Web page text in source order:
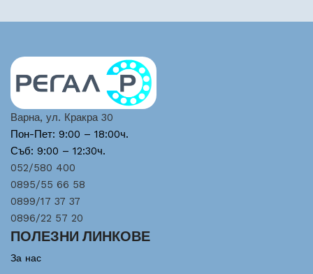
Варна, ул. Кракра 30
Пон-Пет: 9:00 – 18:00ч.
Съб: 9:00 – 12:30ч.
052/580 400
0895/55 66 58
0899/17 37 37
0896/22 57 20
ПОЛЕЗНИ ЛИНКОВЕ
За нас